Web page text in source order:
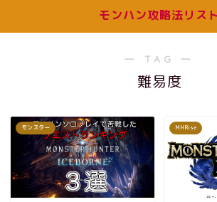
モンハン攻略法リス
― TAG ―
難易度
モンスター MHRise